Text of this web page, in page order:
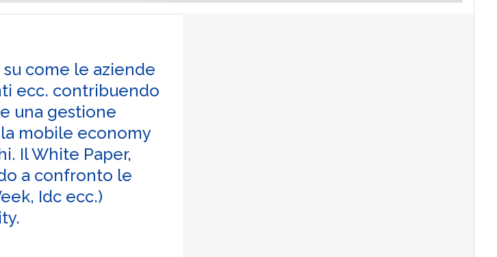
come le aziende
ecc. contribuendo
una gestione
mobile economy
Il White Paper,
a confronto le
Idc ecc.)